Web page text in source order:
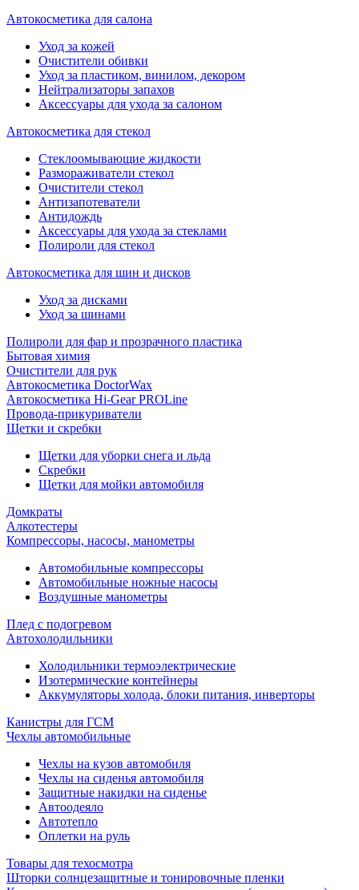
Автокосметика для салона
Уход за кожей
Очистители обивки
Уход за пластиком, винилом, декором
Нейтрализаторы запахов
Аксессуары для ухода за салоном
Автокосметика для стекол
Стеклоомывающие жидкости
Размораживатели стекол
Очистители стекол
Антизапотеватели
Антидождь
Аксессуары для ухода за стеклами
Полироли для стекол
Автокосметика для шин и дисков
Уход за дисками
Уход за шинами
Полироли для фар и прозрачного пластика
Бытовая химия
Очистители для рук
Автокосметика DoctorWax
Автокосметика Hi-Gear PROLine
Провода-прикуриватели
Щетки и скребки
Щетки для уборки снега и льда
Скребки
Щетки для мойки автомобиля
Домкраты
Алкотестеры
Компрессоры, насосы, манометры
Автомобильные компрессоры
Автомобильные ножные насосы
Воздушные манометры
Плед с подогревом
Автохолодильники
Холодильники термоэлектрические
Изотермические контейнеры
Аккумуляторы холода, блоки питания, инверторы
Канистры для ГСМ
Чехлы автомобильные
Чехлы на кузов автомобиля
Чехлы на сиденья автомобиля
Защитные накидки на сиденье
Автоодеяло
Автотепло
Оплетки на руль
Товары для техосмотра
Шторки солнцезащитные и тонировочные пленки